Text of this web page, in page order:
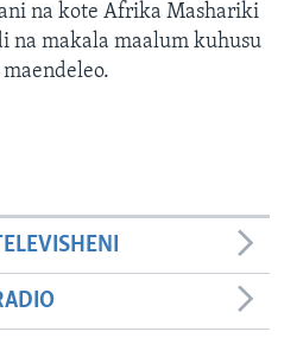
na kote Afrika Mashariki
na makala maalum kuhusu